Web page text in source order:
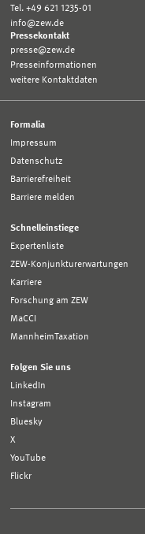
Tel. +49 621 1235-01
info@zew.de
Pressekontakt
presse@zew.de
Presseinformationen
weitere Kontaktdaten
Formalia
Impressum
Datenschutz
Barrierefreiheit
Barriere melden
Schnelleinstiege
Expertenliste
ZEW-Konjunkturerwartungen
Karriere
Forschung am ZEW
MaCCI
MannheimTaxation
Folgen Sie uns
LinkedIn
Instagram
Bluesky
X
YouTube
Flickr